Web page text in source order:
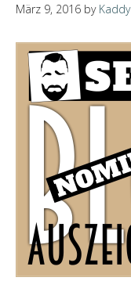
März 9, 2016 by Kaddy